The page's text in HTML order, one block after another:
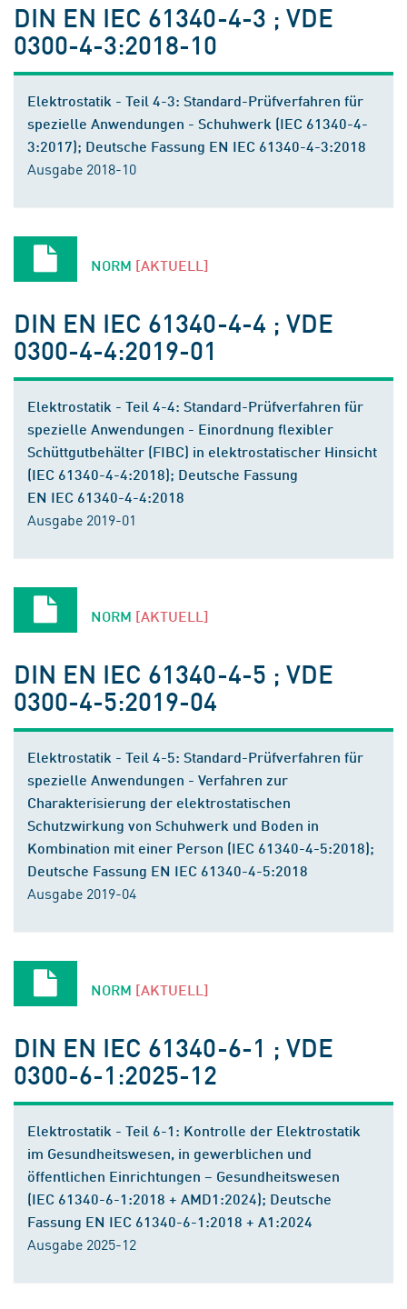
DIN EN IEC 61340-4-3 ; VDE
0300-4-3:2018-10
Elektrostatik - Teil 4-3: Standard-Prüfverfahren für
spezielle Anwendungen - Schuhwerk (IEC 61340-4-
3:2017); Deutsche Fassung EN IEC 61340-4-3:2018
Ausgabe 2018-10
NORM [AKTUELL]
DIN EN IEC 61340-4-4 ; VDE
0300-4-4:2019-01
Elektrostatik - Teil 4-4: Standard-Prüfverfahren für
spezielle Anwendungen - Einordnung flexibler
Schüttgutbehälter (FIBC) in elektrostatischer Hinsicht
(IEC 61340-4-4:2018); Deutsche Fassung
EN IEC 61340-4-4:2018
Ausgabe 2019-01
NORM [AKTUELL]
DIN EN IEC 61340-4-5 ; VDE
0300-4-5:2019-04
Elektrostatik - Teil 4-5: Standard-Prüfverfahren für
spezielle Anwendungen - Verfahren zur
Charakterisierung der elektrostatischen
Schutzwirkung von Schuhwerk und Boden in
Kombination mit einer Person (IEC 61340-4-5:2018);
Deutsche Fassung EN IEC 61340-4-5:2018
Ausgabe 2019-04
NORM [AKTUELL]
DIN EN IEC 61340-6-1 ; VDE
0300-6-1:2025-12
Elektrostatik - Teil 6-1: Kontrolle der Elektrostatik
im Gesundheitswesen, in gewerblichen und
öffentlichen Einrichtungen – Gesundheitswesen
(IEC 61340-6-1:2018 + AMD1:2024); Deutsche
Fassung EN IEC 61340-6-1:2018 + A1:2024
Ausgabe 2025-12